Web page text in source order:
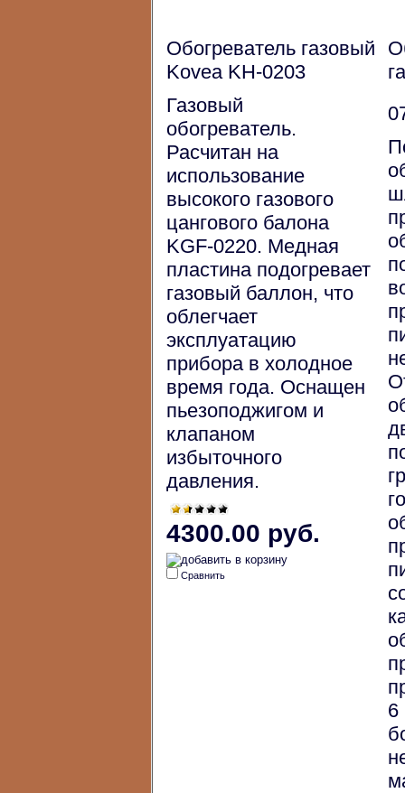
Обогреватель газовый
Kovea KH-0203
Газовый
обогреватель.
Расчитан на
использование
высокого газового
цангового балона
KGF-0220. Медная
пластина подогревает
газовый баллон, что
облегчает
эксплуатацию
прибора в холодное
время года. Оснащен
пьезоподжигом и
клапаном
избыточного
давления.
4300.00 руб.
Сравнить
6